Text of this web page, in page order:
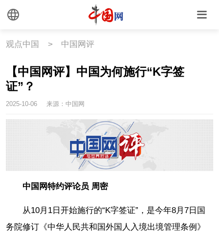
观点中国 > 中国网评
【中国网评】中国为何施行“K字签
证”？
2025-10-06 来源：中国网
中国网特约评论员 周密
从10月1日开始施行的“K字签证”，是今年8月7日国
务院修订《中华人民共和国外国人入境出境管理条例》